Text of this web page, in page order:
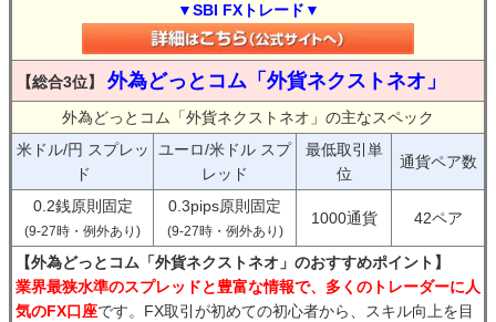
▼SBI FXトレード▼
【総合3位】 外為どっとコム「外貨ネクストネオ」
外為どっとコム「外貨ネクストネオ」の主なスペック
米ドル/円 スプレッ
ド
ユーロ/米ドル スプ
レッド
最低取引単
位
通貨ペア数
0.2銭原則固定
(9-27時・例外あり)
0.3pips原則固定
(9-27時・例外あり)
1000通貨 42ペア
【外為どっとコム「外貨ネクストネオ」のおすすめポイント】
業界最狭水準のスプレッドと豊富な情報で、多くのトレーダーに人
気のFX口座です。FX取引が初めての初心者から、スキル向上を目